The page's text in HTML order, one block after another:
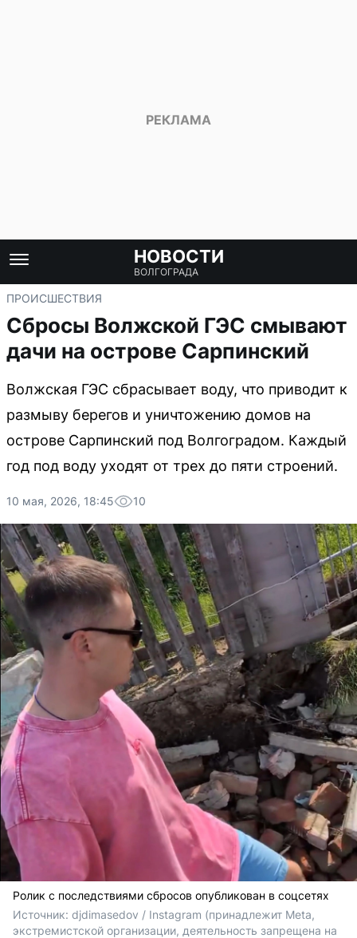
НОВОСТИ
ВОЛГОГРАДА
ПРОИСШЕСТВИЯ
Сбросы Волжской ГЭС смывают
дачи на острове Сарпинский
Волжская ГЭС сбрасывает воду, что приводит к
размыву берегов и уничтожению домов на
острове Сарпинский под Волгоградом. Каждый
год под воду уходят от трех до пяти строений.
10 мая, 2026, 18:45 10
Ролик с последствиями сбросов опубликован в соцсетях
Источник: djdimasedov / Instagram (принадлежит Meta,
экстремистской организации, деятельность запрещена на